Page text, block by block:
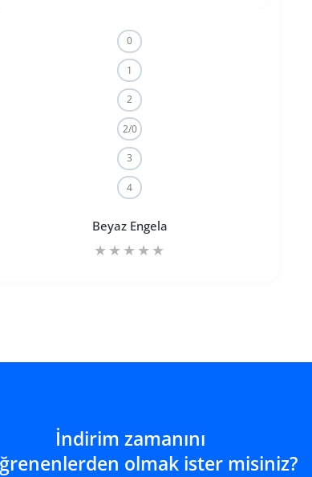
0
1
2
2/0
3
4
Beyaz Engela
İndirim zamanını
olmak ister misiniz?